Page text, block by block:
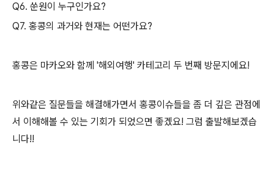
Q6. 쑨원이 누구인가요?
Q7. 홍콩의 과거와 현재는 어떤가요?
홍콩은 마카오와 함께 '해외여행' 카테고리 두 번째 방문지에요!
위와같은 질문들을 해결해가면서 홍콩이슈들을 좀 더 깊은 관점에
서 이해해볼 수 있는 기회가 되었으면 좋겠요! 그럼 출발해보겠습
니다!!